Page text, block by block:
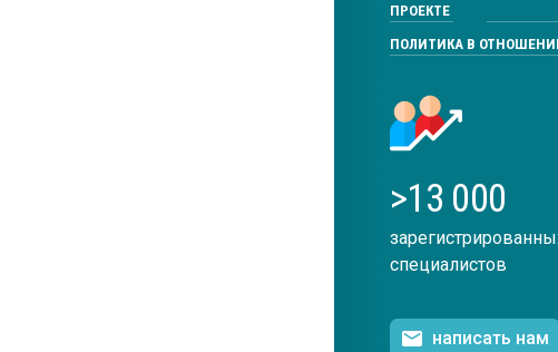
ПРОЕКТЕ
ПОЛИТИКА В
>13 000
специалистов
написать нам